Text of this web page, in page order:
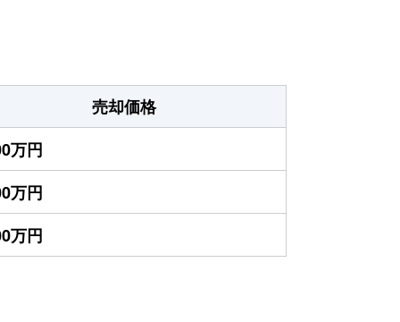
売却価格
万円
万円
万円